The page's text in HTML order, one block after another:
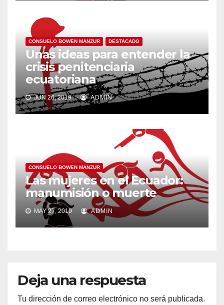
CONSUELO BOWEN MANZUR DESTACADO
Unas ideas para entender la
crisis penitenciaria
ecuatoriana
JUN 26, 2019 ADMIN
CONSUELO BOWEN MANZUR
Las mujeres en el Ecuador:
manumisión o muerte
MAY 27, 2019 ADMIN
Deja una respuesta
Tu dirección de correo electrónico no será publicada.